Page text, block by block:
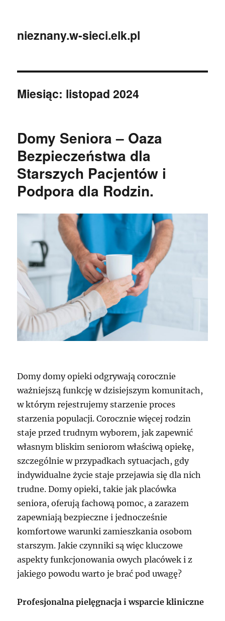
nieznany.w-sieci.elk.pl
Miesiąc: listopad 2024
Domy Seniora – Oaza
Bezpieczeństwa dla
Starszych Pacjentów i
Podpora dla Rodzin.
Domy domy opieki odgrywają corocznie
ważniejszą funkcję w dzisiejszym komunitach,
w którym rejestrujemy starzenie proces
starzenia populacji. Corocznie więcej rodzin
staje przed trudnym wyborem, jak zapewnić
własnym bliskim seniorom właściwą opiekę,
szczególnie w przypadkach sytuacjach, gdy
indywidualne życie staje przejawia się dla nich
trudne. Domy opieki, takie jak placówka
seniora, oferują fachową pomoc, a zarazem
zapewniają bezpieczne i jednocześnie
komfortowe warunki zamieszkania osobom
starszym. Jakie czynniki są więc kluczowe
aspekty funkcjonowania owych placówek i z
jakiego powodu warto je brać pod uwagę?
Profesjonalna pielęgnacja i wsparcie kliniczne